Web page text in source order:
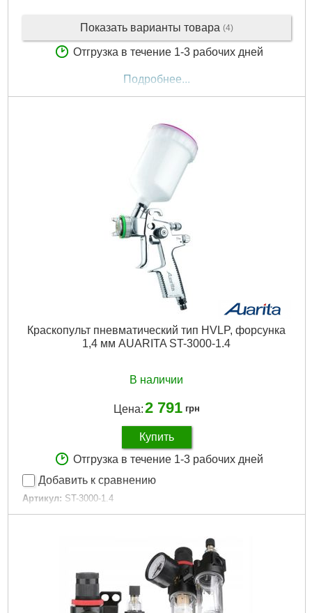
Показать варианты товара (4)
Отгрузка в течение 1-3 рабочих дней
Подробнее...
Краскопульт пневматический тип HVLP, форсунка
1,4 мм AUARITA ST-3000-1.4
В наличии
Цена:2 791 грн
Купить
Отгрузка в течение 1-3 рабочих дней
Добавить к сравнению
Артикул: ST-3000-1.4
Код товара: 20.64.00
Оптимальное рабочее давление: 2 бар (29 PSI)
Сменные форсунки(опционально): 1,3, 1,4, 1,6, 1,8 мм
Расход воздуха: 170-290 л/мин